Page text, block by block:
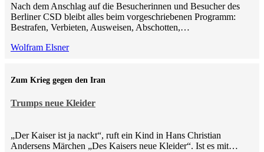
Nach dem Anschlag auf die Besucherinnen und Besucher des
Berliner CSD bleibt alles beim vorgeschriebenen Programm:
Bestrafen, Verbieten, Ausweisen, Abschotten,…
Wolfram Elsner
Trumps neue Kleider
Zum Krieg gegen den Iran
„Der Kaiser ist ja nackt“, ruft ein Kind in Hans Christian
Andersens Märchen „Des Kaisers neue Kleider“. Ist es mit…